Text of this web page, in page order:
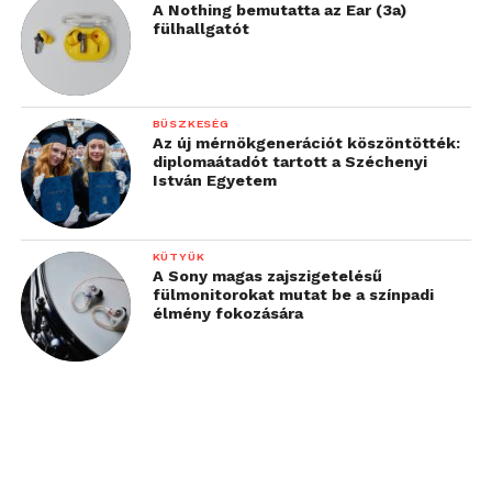
A Nothing bemutatta az Ear (3a)
fülhallgatót
BÜSZKESÉG
Az új mérnökgenerációt köszöntötték:
diplomaátadót tartott a Széchenyi
István Egyetem
KÜTYÜK
A Sony magas zajszigetelésű
fülmonitorokat mutat be a színpadi
élmény fokozására